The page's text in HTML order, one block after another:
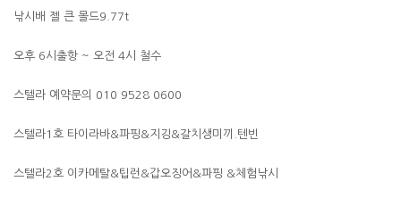
낚시배 젤 큰 몰드9.77t
오후 6시출항 ~ 오전 4시 철수
스텔라 예약문의 010 9528 0600
스텔라1호 타이라바&파핑&지깅&갈치생미끼.텐빈
스텔라2호 이카메탈&팁런&갑오징어&파핑 &체험낚시